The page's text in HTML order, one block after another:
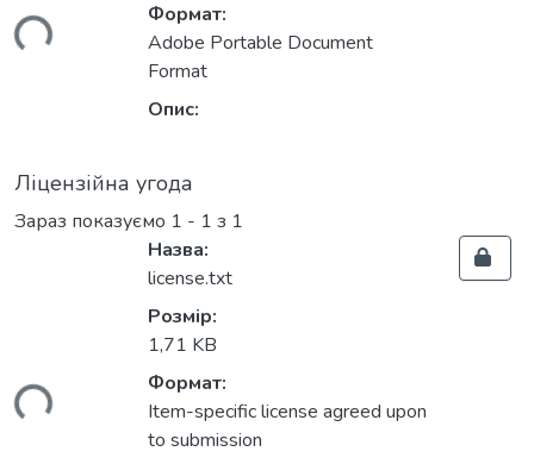
Формат:
Adobe Portable Document
Format
Опис:
Ліцензійна угода
Зараз показуємо 1 - 1 з 1
Назва:
license.txt
Розмір:
1,71 KB
Формат:
Item-specific license agreed upon
to submission